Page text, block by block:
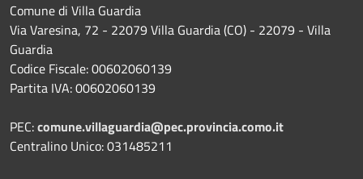
Comune di Villa Guardia
Via Varesina, 72 - 22079 Villa Guardia (CO) - 22079 - Villa
Guardia
Codice Fiscale: 00602060139
Partita IVA: 00602060139
PEC:comune.villaguardia@pec.provincia.como.it
Centralino Unico: 031485211